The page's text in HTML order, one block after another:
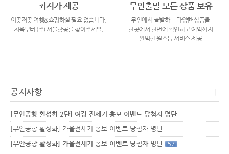
최저가 제공
이곳저곳 여행&쇼핑하실 필요 없습니다.
처음부터 (주) 서울항공를 찾아주세요.
무안출발 모든 상품 보유
무안에서 출발하는 다양한 상품을
한곳에서 한번에 확인하고 예약까지
완벽한 원스톱 서비스 제공
공지사항 +
[무안공항 활성화 2탄] 여강 전세기 홍보 이벤트 당첨자 명단
[무안공항 활성화] 가을전세기 홍보 이벤트 당첨자 명단
[무안공항 활성화] 가을전세기 홍보 이벤트 당첨자 명단
57